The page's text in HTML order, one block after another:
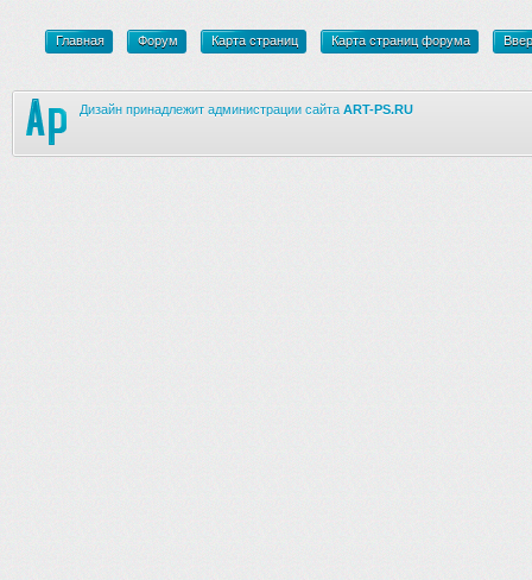
Главная Форум Карта страниц Карта страниц форума
Дизайн принадлежит администрации сайта ART-PS.RU